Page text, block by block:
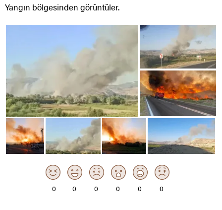
Yangın bölgesinden görüntüler.
0 0 0 0 0 0